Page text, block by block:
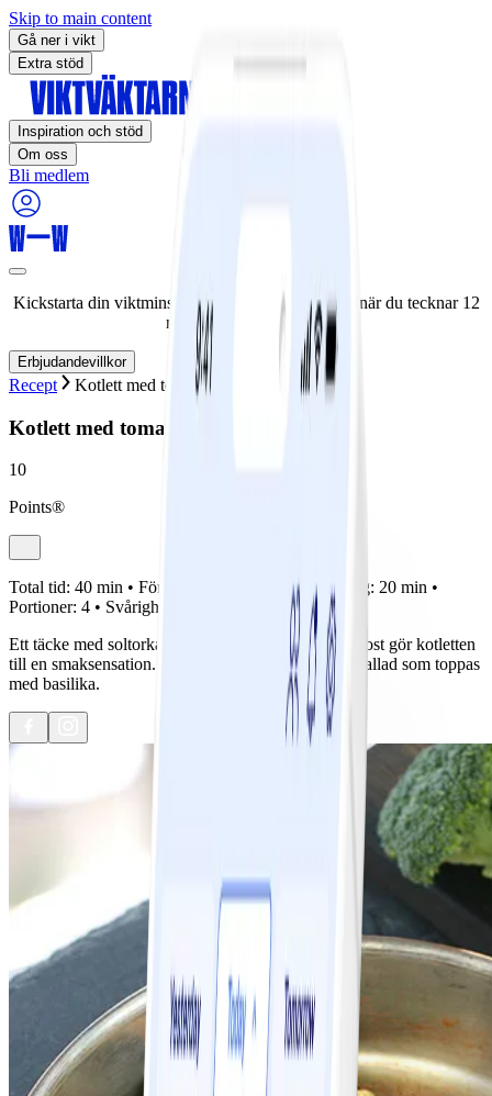
Skip to main content
Gå ner i vikt
Extra stöd
Inspiration och stöd
Om oss
Bli medlem
Kickstarta din viktminskningsresa nu! Spara 50% när du tecknar 12
månaders medlemskap.
Erbjudandevillkor
Recept Kotlett med tomat- och osttäcke
Kotlett med tomat- och osttäcke
10
Points®
Total tid: 40 min • Förberedelse: 20 min • Tillagning: 20 min •
Portioner: 4 • Svårighetsgrad:
Ett täcke med soltorkade tomater, vitlök, nötter och ost gör kotletten
till en smaksensation. Severas med en fräsch tomatsallad som toppas
med basilika.